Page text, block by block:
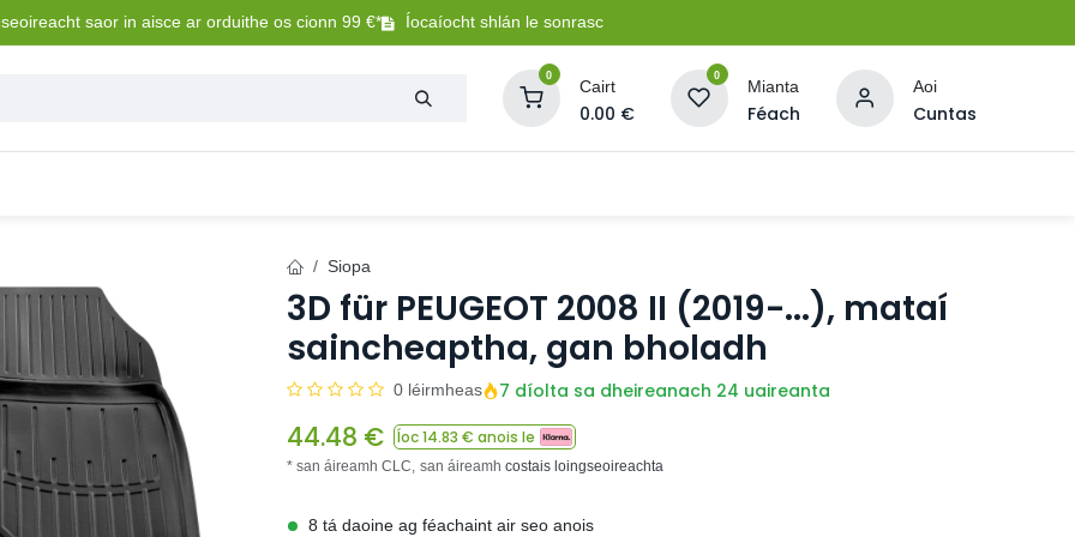
saor in aisce ar orduithe os cionn 99 €* Íocaíocht shlán le sonrasc
0
Cairt
0.00 €
0
Mianta
Féach
Aoi
Cuntas
Siopa
3D für PEUGEOT 2008 II (2019-...), mataí
saincheaptha, gan bholadh
0 léirmheas 7 díolta sa dheireanach 24 uaireanta
44.48 € Íoc14.83 € anois le
* san áireamh CLC, san áireamh costais loingseoireachta
8 tá daoine ag féachaint air seo anois